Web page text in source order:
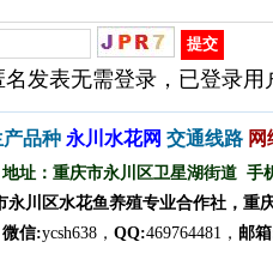
发表无需登录，已登录用
地址：重庆市永川区卫星湖街道 手
川区水花鱼养殖专业合作社，重
微信:ycsh638， QQ:469764481， 邮
产品种 永 川 水花网 交通线路 网